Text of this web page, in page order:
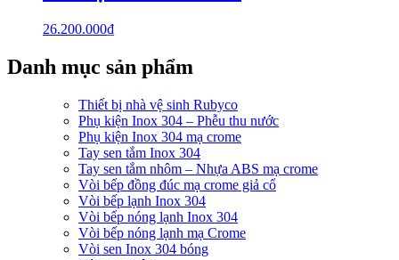
26.200.000₫
Danh mục sản phẩm
Thiết bị nhà vệ sinh Rubyco
Phụ kiện Inox 304 – Phễu thu nước
Phụ kiện Inox 304 mạ crome
Tay sen tắm Inox 304
Tay sen tắm nhôm – Nhựa ABS mạ crome
Vòi bếp đồng đúc mạ crome giả cổ
Vòi bếp lạnh Inox 304
Vòi bếp nóng lạnh Inox 304
Vòi bếp nóng lạnh mạ Crome
Vòi sen Inox 304 bóng